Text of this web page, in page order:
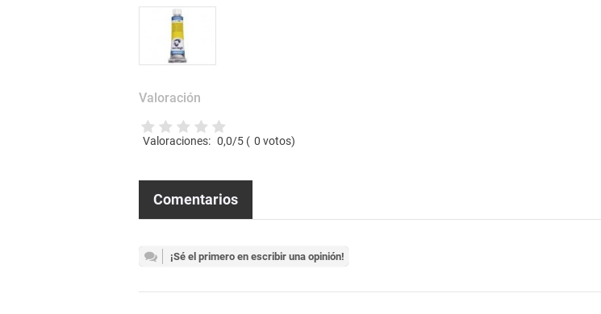
Valoración
Valoraciones: 0,0/5 ( 0 votos)
Comentarios
¡Sé el primero en escribir una opinión!